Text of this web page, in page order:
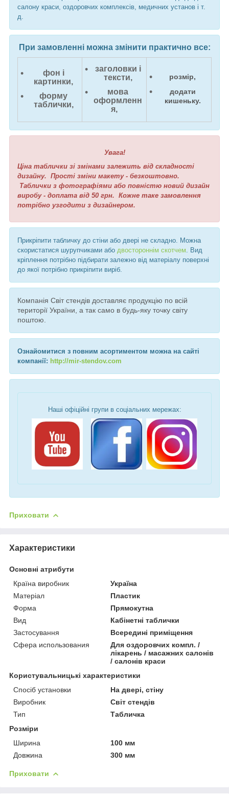
салону краси, оздоровчих комплексів, медичних установ і т.
д.
При замовленні можна змінити практично все:
фон і
картинки,
форму
таблички,
заголовки і
тексти,
мова
оформленн
я,
розмір,
додати
кишеньку.
Увага!
Ціна таблички зі змінами залежить від складності
дизайну. Прості зміни макету - безкоштовно.
Таблички з фотографіями або повністю новий дизайн
виробу - доплата від 50 грн. Кожне таке замовлення
потрібно узгодити з дизайнером.
Прикріпити табличку до стіни або двері не складно. Можна
скористатися шурупчиками або двостороннім скотчем . Вид
кріплення потрібно підбирати залежно від матеріалу поверхні
до якої потрібно прикріпити виріб.
Компанія Світ стендів доставляє продукцію по всій
території України, а так само в будь-яку точку світу
поштою.
Ознайомитися з повним асортиментом можна на сайті
компанії: http://mir-stendov.com
Наші офіційні групи в соціальних мережах:
Приховати
Характеристики
Основні атрибути
Країна виробник
Україна
Матеріал
Пластик
Форма
Прямокутна
Вид
Кабінетні таблички
Застосування
Всередині приміщення
Сфера использования
Для оздоровчих компл. /
лікарень / масажних салонів
/ салонів краси
Користувальницькі характеристики
Спосіб установки
На двері, стіну
Виробник
Світ стендів
Тип
Табличка
Розміри
Ширина
100 мм
Довжина
300 мм
Приховати